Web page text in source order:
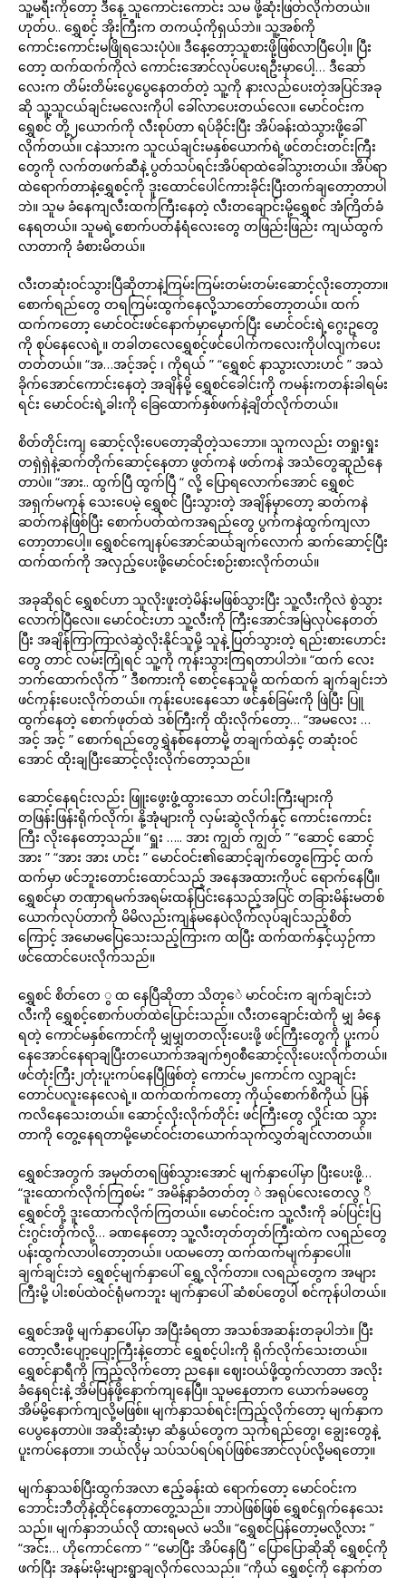
သူ့မရီးကိုတော့ ဒီနေ့ သူကောင်းကောင်း သမ ဖို့ဆုံးဖြတ်လိုက်တယ်။
ဟုတ်ပ.. ရွှေစင့် အိုးကြီးက တကယ့်ကိုရှယ်ဘဲ။ သူ့အစ်ကို
ကောင်းကောင်းမဖြိုရသေးပုံပဲ။ ဒီနေ့တော့သူစားဖို့ဖြစ်လာပြီပေါ့။ ပြီး
တော့ ထက်ထက်ကိုလဲ ကောင်းအောင်လုပ်ပေးရဦးမှာပေါ့… ဒီဆော်
လေးက တိမ်းတိမ်းပွေပွေနေတတ်တဲ့ သူ့ကို နားလည်ပေးတဲ့အပြင်အခု
ဆို သူ့သူငယ်ချင်းမလေးကိုပါ ခေါ်လာပေးတယ်လေ။ မောင်ဝင်းက
ရွှေစင် တို့၂ယောက်ကို လီးစုပ်တာ ရပ်ခိုင်းပြီး အိပ်ခန်းထဲသွားဖို့ခေါ်
လိုက်တယ်။ ငနဲသားက သူငယ်ချင်းမနှစ်ယောက်ရဲ့ဖင်တင်းတင်းကြီး
တွေကို လက်တဖက်ဆီနဲ့ ပွတ်သပ်ရင်းအိပ်ရာထဲခေါ်သွားတယ်။ အိပ်ရာ
ထဲရောက်တာနဲ့ရွှေစင့်ကို ဒူးထောင်ပေါင်ကားခိုင်းပြီးတက်ချတော့တာပါ
ဘဲ။ သူမ ခံနေကျလီးထက်ကြီးနေတဲ့ လီးတချောင်းမို့ရွှေစင် အံကြိတ်ခံ
နေရတယ်။ သူမရဲ့စောက်ပတ်နံရံလေးတွေ တဖြည်းဖြည်း ကျယ်ထွက်
လာတာကို ခံစားမိတယ်။
လီးတဆုံးဝင်သွားပြီဆိုတာနဲ့ကြမ်းကြမ်းတမ်းတမ်းဆောင့်လိုးတော့တာ။
စောက်ရည်တွေ တရကြမ်းထွက်နေလို့သာတော်တော့တယ်။ ထက်
ထက်ကတော့ မောင်ဝင်းဖင်နောက်မှာမှောက်ပြီး မောင်ဝင်းရဲ့ဂွေးဥတွေ
ကို စုပ်နေလေရဲ့။ တခါတလေရွှေစင့်ဖင်ပေါက်ကလေးကိုပါလျက်ပေး
တတ်တယ်။ “အ…အင့်အင့် ၊ ကိုရယ် ” “ရွှေစင် နာသွားလားဟင် ” အသဲ
ခိုက်အောင်ကောင်းနေတဲ့ အချိန်မို့ ရွှေစင်ခေါင်းကို ကမန်းကတန်းခါရမ်း
ရင်း မောင်ဝင်းရဲ့ခါးကို ခြေထောက်နှစ်ဖက်နဲ့ချိတ်လိုက်တယ်။
စိတ်တိုင်းကျ ဆောင့်လိုးပေတော့ဆိုတဲ့သဘော။ သူကလည်း တရှုးရှုး
တရှဲရှဲနဲ့ဆက်တိုက်ဆောင့်နေတာ ဖွတ်ကနဲ ဖတ်ကနဲ အသံတွေဆူညံနေ
တာပဲ။ “အား.. ထွက်ပြီ ထွက်ပြီ “ လို့ ပြောရလောက်အောင် ရွှေစင်
အရှက်မကုန် သေးပေမဲ့ ရွှေစင် ပြီးသွားတဲ့ အချိန်မှာတော့ ဆတ်ကနဲ
ဆတ်ကနဲဖြစ်ပြီး စောက်ပတ်ထဲကအရည်တွေ ပွက်ကနဲထွက်ကျလာ
တော့တာပေါ့။ ရွှေစင်ကျေနပ်အောင်ဆယ်ချက်လောက် ဆက်ဆောင့်ပြီး
ထက်ထက်ကို အလှည့်ပေးဖို့မောင်ဝင်းစဉ်းစားလိုက်တယ်။
အခုဆိုရင် ရွှေစင်ဟာ သူလိုးဖူးတဲ့မိန်းမဖြစ်သွားပြီး သူ့လီးကိုလဲ စွဲသွား
လောက်ပြီလေ။ မောင်ဝင်းဟာ သူ့လီးကို ကြီးအောင်အမြဲလုပ်နေတတ်
ပြီး အချိန်ကြာကြာလဲဆွဲလိုးနိုင်သူမို့ သူနဲ့ ပြတ်သွားတဲ့ ရည်းစားဟောင်း
တွေ တာင် လမ်းကြုံရင် သူ့ကို ကုန်းသွားကြရတာပါဘဲ။ “ထက် လေး
ဘက်ထောက်လိုက် ” ဒီစကားကို စောင့်နေသူမို့ ထက်ထက် ချက်ချင်းဘဲ
ဖင်ကုန်းပေးလိုက်တယ်။ ကုန်းပေးနေသော ဖင်နှစ်ခြမ်းကို ဖြဲပြီး ပြူ
ထွက်နေတဲ့ စောက်ဖုတ်ထဲ ဒစ်ကြီးကို ထိုးလိုက်တော့… “အမလေး …
အင့် အင့် ” စောက်ရည်တွေရွှဲနစ်နေတာမို့ တချက်ထဲနှင့် တဆုံးဝင်
အောင် ထိုးချပြီးဆောင့်လိုးလိုက်တော့သည်။
ဆောင့်နေရင်းလည်း ဖြူးဖွေးဖွံ့ထွားသော တင်ပါးကြီးများကို
တဖြန်းဖြန်းရိုက်လိုက်၊ နို့အုံများကို လှမ်းဆွဲလိုက်နှင့် ကောင်းကောင်း
ကြီး လိုးနေတော့သည်။ “ရှူး ….. အား ကျွတ် ကျွတ် ” “ဆောင့် ဆောင့်
အား ” “အား အား ဟင်း ” မောင်ဝင်း၏ဆောင့်ချက်တွေကြောင့် ထက်
ထက်မှာ ဖင်ဘူးတောင်းထောင်သည့် အနေအထားကိုပင် ရောက်နေပြီ။
ရွှေစင်မှာ တဏှာရမက်အရမ်းထန်ပြင်းနေသည့်အပြင် တခြားမိန်းမတစ်
ယောက်လုပ်တာကို မိမိလည်းကျန်မနေပဲလိုက်လုပ်ချင်သည့်စိတ်
ကြောင့် အမောမပြေသေးသည့်ကြားက ထပြီး ထက်ထက်နှင့်ယှဉ်ကာ
ဖင်ထောင်ပေးလိုက်သည်။
ရွှေစင် စိတ်တေ ွ ထ နေပြီဆိုတာ သိတ့ေဲ မာင်ဝင်းက ချက်ချင်းဘဲ
လီးကို ရွှေစင့်စောက်ပတ်ထဲပြောင်းသည်။ လီးတချောင်းထဲကို မျှ ခံနေ
ရတဲ့ ကောင်မနှစ်ကောင်ကို မျှမျှတတလိုးပေးဖို့ ဖင်ကြီးတွေကို ပူးကပ်
နေအောင်နေရာချပြီးတယောက်အချက်၅၀စီဆောင့်လိုးပေးလိုက်တယ်။
ဖင်တုံးကြီး၂တုံးပူးကပ်နေပြီဖြစ်တဲ့ ကောင်မ၂ကောင်က လျှာချင်း
တောင်ပလူးနေလေရဲ့။ ထက်ထက်ကတော့ ကိုယ့်စောက်စိကိုယ် ပြန်
ကလိနေသေးတယ်။ ဆောင့်လိုးလိုက်တိုင်း ဖင်ကြီးတွေ လှိုင်းထ သွား
တာကို တွေ့နေရတာမို့မောင်ဝင်းတယောက်သုက်လွှတ်ချင်လာတယ်။
ရွှေစင်အတွက် အမှတ်တရဖြစ်သွားအောင် မျက်နှာပေါ်မှာ ပြီးပေးဖို့…
“ဒူးထောက်လိုက်ကြစမ်း ” အမိန့်နာခံတတ်တ့ ဲ အရုပ်လေးတေလွ ို
ရွှေစင်တို့ ဒူးထောက်လိုက်ကြတယ်။ မောင်ဝင်းက သူ့လီးကို ခပ်ပြင်းပြ
င်းဂွင်းတိုက်လို့… ခဏနေတော့ သူ့လီးတုတ်တုတ်ကြီးထဲက လရည်တွေ
ပန်းထွက်လာပါတော့တယ်။ ပထမတော့ ထက်ထက်မျက်နှာပေါ်။
ချက်ချင်းဘဲ ရွှေစင့်မျက်နှာပေါ် ရွှေ့လိုက်တာ။ လရည်တွေက အများ
ကြီးမို့ ပါးစပ်ထဲဝင်ရုံမကဘူး မျက်နှာပေါ် ဆံစပ်တွေပါ စင်ကုန်ပါတယ်။
ရွှေစင်အဖို့ မျက်နှာပေါ်မှာ အပြီးခံရတာ အသစ်အဆန်းတခုပါဘဲ။ ပြီး
တော့လီးပျော့ပျော့ကြီးနဲ့တောင် ရွှေစင့်ပါးကို ရိုက်လိုက်သေးတယ်။
ရွှေစင်နာရီကို ကြည့်လိုက်တော့ ညနေ။ ဈေးဝယ်ဖို့ထွက်လာတာ အလိုး
ခံနေရင်းနဲ့ အိမ်ပြန်ဖို့နောက်ကျနေပြီ။ သူမနေတာက ယောက်ခမတွေ
အိမ်မို့နောက်ကျလို့မဖြစ်။ မျက်နှာသစ်ရင်းကြည့်လိုက်တော့ မျက်နှာက
ပေပွနေတာပဲ။ အဆိုးဆုံးမှာ ဆံနွယ်တွေက သုက်ရည်တွေ၊ ချွေးတွေနဲ့
ပူးကပ်နေတာ။ ဘယ်လိုမှ သပ်သပ်ရပ်ရပ်ဖြစ်အောင်လုပ်လို့မရတော့။
မျက်နှာသစ်ပြီးထွက်အလာ ဧည့်ခန်းထဲ ရောက်တော့ မောင်ဝင်းက
ဘောင်းဘီတိုနဲ့ထိုင်နေတာတွေ့သည်။ ဘာပဲဖြစ်ဖြစ် ရွှေစင်ရှက်နေသေး
သည်။ မျက်နှာဘယ်လို ထားရမလဲ မသိ။ “ရွှေစင်ပြန်တော့မလို့လား ”
“အင်း… ဟိုကောင်ကော ” “မောပြီး အိပ်နေပြီ ” ပြောပြောဆိုဆို ရွှေစင့်ကို
ဖက်ပြီး အနမ်းမိုးများရွာချလိုက်လေသည်။ “ကိုယ် ရွှေစင့်ကို နောက်တ